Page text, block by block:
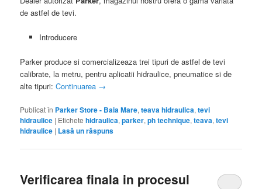
de astfel de tevi.
Introducere
Parker produce si comercializeaza trei tipuri de astfel de tevi
calibrate, la metru, pentru aplicatii hidraulice, pneumatice si de
alte tipuri:Continuarea →
Publicat în Parker Store - Baia Mare,teava hidraulica,tevi
hidraulice | Etichete hidraulica,parker,ph technique,teava,tevi
hidraulice | Lasă un răspuns
Verificarea finala in procesul